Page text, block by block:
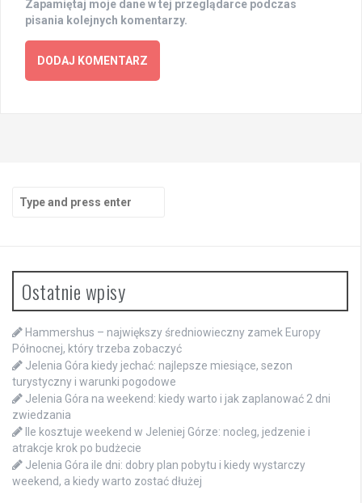
Zapamiętaj moje dane w tej przeglądarce podczas
pisania kolejnych komentarzy.
for:
Ostatnie wpisy
Hammershus – największy średniowieczny zamek Europy
Północnej, który trzeba zobaczyć
Jelenia Góra kiedy jechać: najlepsze miesiące, sezon
turystyczny i warunki pogodowe
Jelenia Góra na weekend: kiedy warto i jak zaplanować 2 dni
zwiedzania
Ile kosztuje weekend w Jeleniej Górze: nocleg, jedzenie i
atrakcje krok po budżecie
Jelenia Góra ile dni: dobry plan pobytu i kiedy wystarczy
weekend, a kiedy warto zostać dłużej